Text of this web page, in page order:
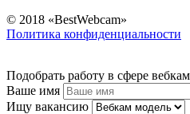
© 2018 «BestWebcam»
Политика конфиденциальности
Подобрать работу в сфере вебкам
Ваше имя
Ищу вакансию